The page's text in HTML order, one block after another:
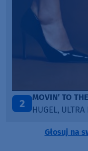
3
ITEPE ITEDE
SANAH
Głosuj na